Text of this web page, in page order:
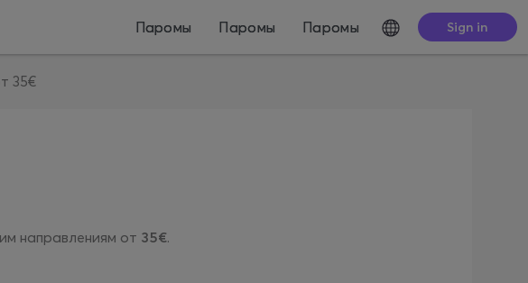
Паромы Паромы Паромы Sign in
35€
направлениям от 35€.